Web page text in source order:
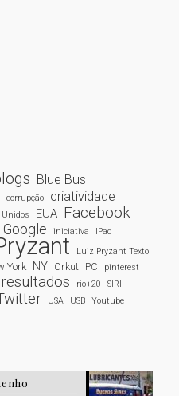
Blue Bus
corrupção criatividade
Unidos EUA Facebook
Google iniciativa IPad
Luiz Pryzant Texto
York NY Orkut PC pinterest
resultados rio+20 SIRI
USA USB Youtube